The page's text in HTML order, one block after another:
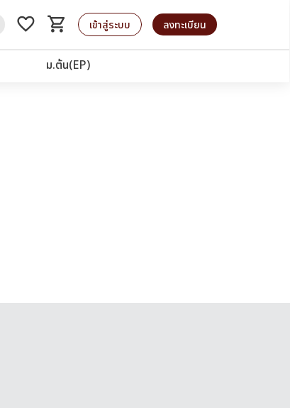
favorite_border shopping_cart
รถเข็น เข้าสู่ระบบ ลงทะเบียน
ม.ต้น(EP)